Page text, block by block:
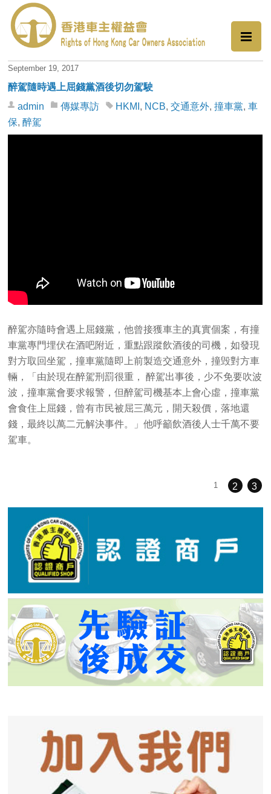
September 19, 2017
醉駕隨時遇上屈錢黨酒後切勿駕駛
admin
傳媒專訪 HKMI , NCB,交通意外,撞車黨,車
保,醉駕
醉駕亦隨時會遇上屈錢黨，他曾接獲車主的真實個案，有撞
車黨專門埋伏在酒吧附近，重點跟蹤飲酒後的司機，如發現
對方取回坐駕，撞車黨隨即上前製造交通意外，撞毁對方車
輛，「由於現在醉駕刑罰很重， 醉駕出事後，少不免要吹波
波，撞車黨會要求報警，但醉駕司機基本上會心虛，撞車黨
會食住上屈錢，曾有市民被屈三萬元，開天殺價，落地還
錢，最終以萬二元解決事件。」他呼籲飲酒後人士千萬不要
駕車。
1 2 3